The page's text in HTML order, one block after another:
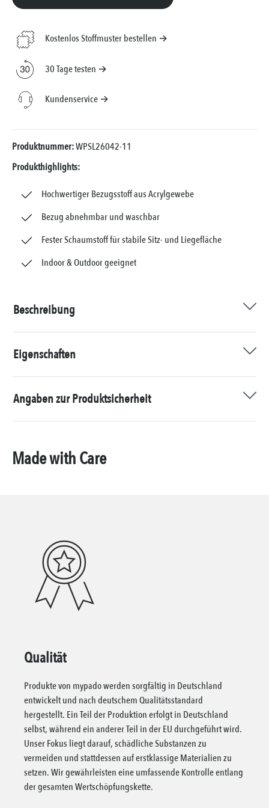
Kostenlos Stoffmuster bestellen →
30 Tage testen →
Kundenservice →
Produktnummer:WPSL26042-11
Produkthighlights:
Hochwertiger Bezugsstoff aus Acrylgewebe
Bezug abnehmbar und waschbar
Fester Schaumstoff für stabile Sitz- und Liegefläche
Indoor & Outdoor geeignet
Beschreibung
Eigenschaften
Angaben zur Produktsicherheit
Made with Care
Qualität
Produkte von mypado werden sorgfältig in Deutschland
entwickelt und nach deutschem Qualitätsstandard
hergestellt. Ein Teil der Produktion erfolgt in Deutschland
selbst, während ein anderer Teil in der EU durchgeführt wird.
Unser Fokus liegt darauf, schädliche Substanzen zu
vermeiden und stattdessen auf erstklassige Materialien zu
setzen. Wir gewährleisten eine umfassende Kontrolle entlang
der gesamten Wertschöpfungskette.